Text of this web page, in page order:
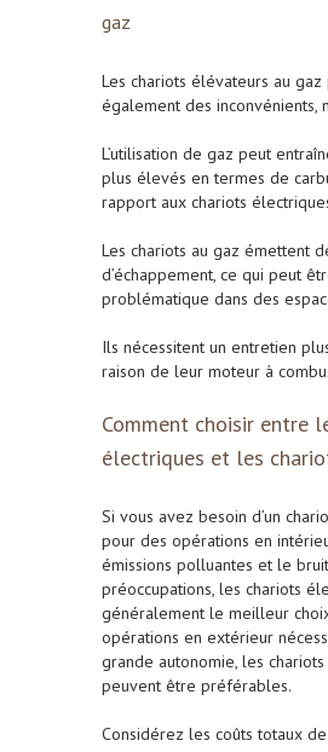
gaz
Les chariots élévateurs au
également des inconvénients,
L’utilisation de gaz peut
plus élevés en termes de
rapport aux chariots
Les chariots au gaz émettent
d’échappement, ce qui peut
problématique dans des
Ils nécessitent un entretien
raison de leur moteur à
Comment choisir entre
électriques et les
Si vous avez besoin d’un
pour des opérations en
émissions polluantes et le
préoccupations, les chariots
généralement le meilleur
opérations en extérieur
grande autonomie, les chariots
peuvent être préférables.
Considérez les coûts totaux